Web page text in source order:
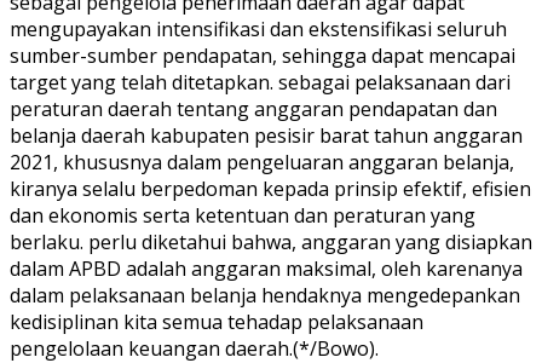
mengupayakan intensifikasi dan ekstensifikasi seluruh
sumber-sumber pendapatan, sehingga dapat mencapai
target yang telah ditetapkan. sebagai pelaksanaan dari
peraturan daerah tentang anggaran pendapatan dan
belanja daerah kabupaten pesisir barat tahun anggaran
2021, khususnya dalam pengeluaran anggaran belanja,
kiranya selalu berpedoman kepada prinsip efektif, efisien
dan ekonomis serta ketentuan dan peraturan yang
berlaku. perlu diketahui bahwa, anggaran yang disiapkan
dalam APBD adalah anggaran maksimal, oleh karenanya
dalam pelaksanaan belanja hendaknya mengedepankan
kedisiplinan kita semua tehadap pelaksanaan
pengelolaan keuangan daerah.(*/Bowo).